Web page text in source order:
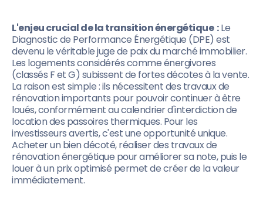
L'enjeu crucial de la transition énergétique :Le
Diagnostic de Performance Énergétique (DPE) est
devenu le véritable juge de paix du marché immobilier.
Les logements considérés comme énergivores
(classés F et G) subissent de fortes décotes à la vente.
La raison est simple : ils nécessitent des travaux de
rénovation importants pour pouvoir continuer à être
loués, conformément au calendrier d'interdiction de
location des passoires thermiques. Pour les
investisseurs avertis, c'est une opportunité unique.
Acheter un bien décoté, réaliser des travaux de
rénovation énergétique pour améliorer sa note, puis le
louer à un prix optimisé permet de créer de la valeur
immédiatement.